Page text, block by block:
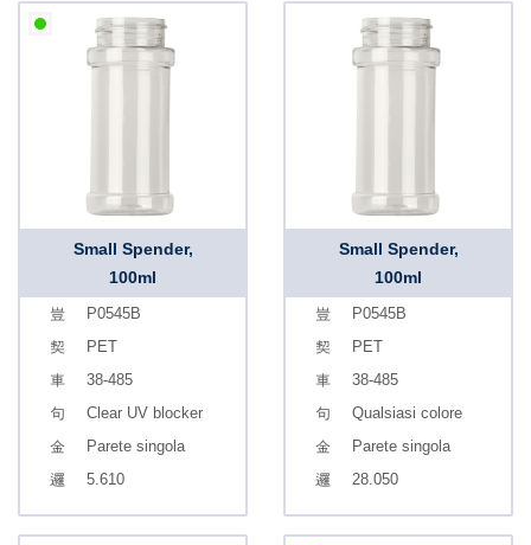
Small Spender,
100ml
P0545B
PET
38-485
Clear UV blocker
Parete singola
5.610
Small Spender,
100ml
P0545B
PET
38-485
Qualsiasi colore
Parete singola
28.050